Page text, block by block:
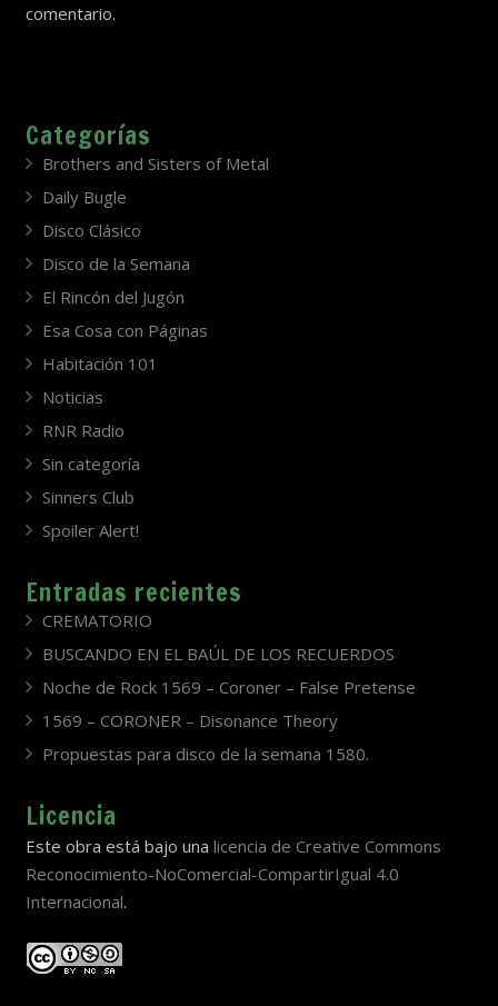
comentario.
Categorías
Brothers and Sisters of Metal
Daily Bugle
Disco Clásico
Disco de la Semana
El Rincón del Jugón
Esa Cosa con Páginas
Habitación 101
Noticias
RNR Radio
Sin categoría
Sinners Club
Spoiler Alert!
Entradas recientes
CREMATORIO
BUSCANDO EN EL BAÚL DE LOS RECUERDOS
Noche de Rock 1569 – Coroner – False Pretense
1569 – CORONER – Disonance Theory
Propuestas para disco de la semana 1580.
Licencia
Este obra está bajo una licencia de Creative Commons
Reconocimiento-NoComercial-CompartirIgual 4.0
Internacional.